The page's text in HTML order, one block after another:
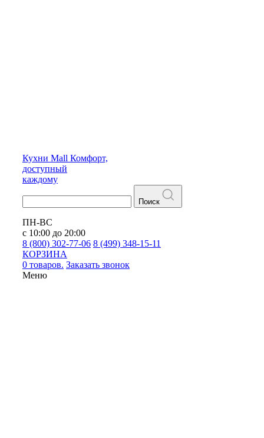
Кухни Mall Комфорт,
доступный
каждому
Поиск
ПН-ВС
с 10:00 до 20:00
8 (800) 302-77-06 8 (499) 348-15-11
КОРЗИНА
0 товаров. Заказать звонок
Меню